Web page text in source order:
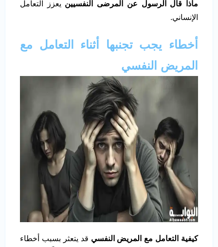
ماذا قال الرسول عن المرضى النفسيين يعزز التعامل
الإنساني.
أخطاء يجب تجنبها أثناء التعامل مع
المريض النفسي
كيفية التعامل مع المريض النفسي قد يتعثر بسبب أخطاء